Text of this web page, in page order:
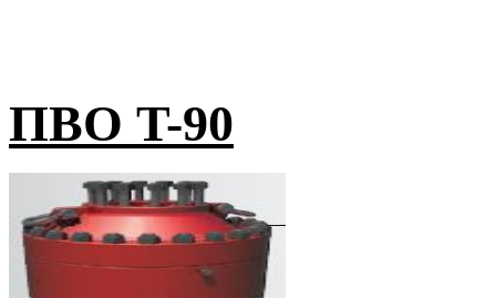
ПВО T-90